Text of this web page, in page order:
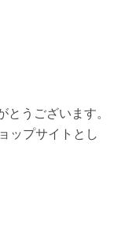
うございます。
ップサイトとし